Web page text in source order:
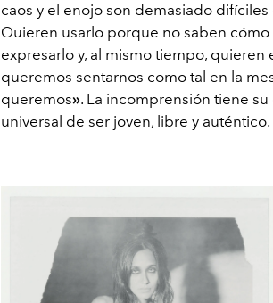
caos y el enojo son demasiado
Quieren usarlo porque no saben
expresarlo y, al mismo tiempo,
queremos sentarnos como tal en la
queremos». La incomprensión tiene
universal de ser joven, libre y auténtico.